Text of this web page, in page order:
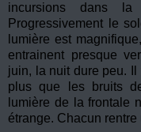
incursions dans la
Progressivement le
lumière est
entrainent presque
juin, la nuit dure peu.
plus que les bruits
lumière de la frontale
étrange. Chacun rentre